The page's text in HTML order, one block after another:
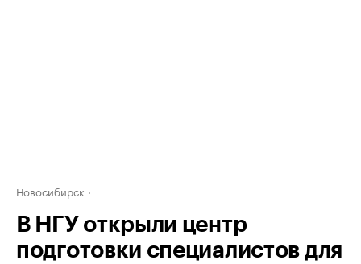
Новосибирск
В НГУ открыли центр
подготовки специалистов для